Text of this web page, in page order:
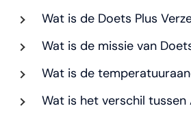
Wat is de Doets Plus
Wat is de missie van
Wat is de
Wat is het verschil tussen